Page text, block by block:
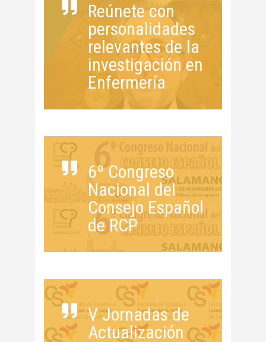
Reúnete con
personalidades
relevantes de la
investigación en
Enfermería
6º Congreso
Nacional del
Consejo Español
de RCP
V Jornadas de
Actualización